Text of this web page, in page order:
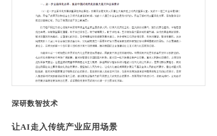
深研数智技术
让AI走入传统产业应用场景